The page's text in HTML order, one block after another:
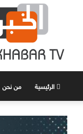
الرئيسية من نحن